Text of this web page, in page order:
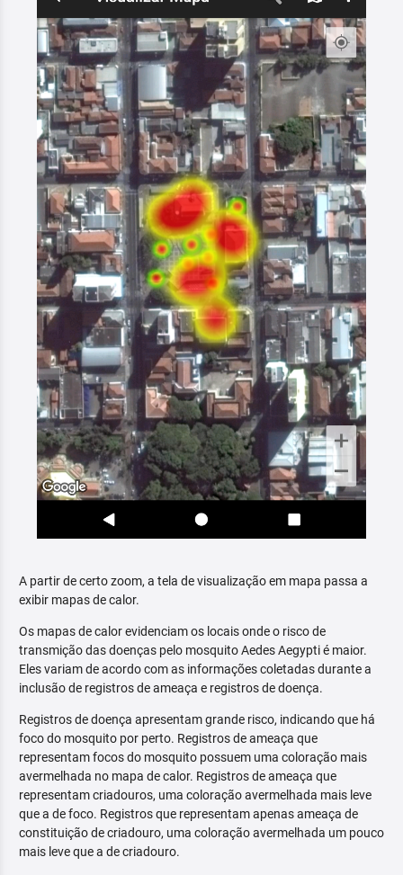
A partir de certo zoom, a tela de visualização em mapa passa a
exibir mapas de calor.
Os mapas de calor evidenciam os locais onde o risco de
transmição das doenças pelo mosquito Aedes Aegypti é maior.
Eles variam de acordo com as informações coletadas durante a
inclusão de registros de ameaça e registros de doença.
Registros de doença apresentam grande risco, indicando que há
foco do mosquito por perto. Registros de ameaça que
representam focos do mosquito possuem uma coloração mais
avermelhada no mapa de calor. Registros de ameaça que
representam criadouros, uma coloração avermelhada mais leve
que a de foco. Registros que representam apenas ameaça de
constituição de criadouro, uma coloração avermelhada um pouco
mais leve que a de criadouro.